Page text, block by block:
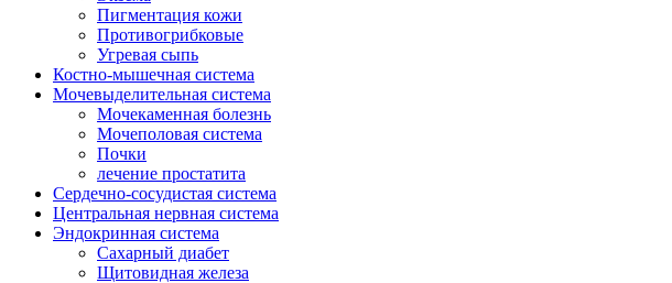
Пигментация кожи
Противогрибковые
Угревая сыпь
Костно-мышечная система
Мочевыделительная система
Мочекаменная болезнь
Мочеполовая система
Почки
лечение простатита
Сердечно-сосудистая система
Центральная нервная система
Эндокринная система
Сахарный диабет
Щитовидная железа